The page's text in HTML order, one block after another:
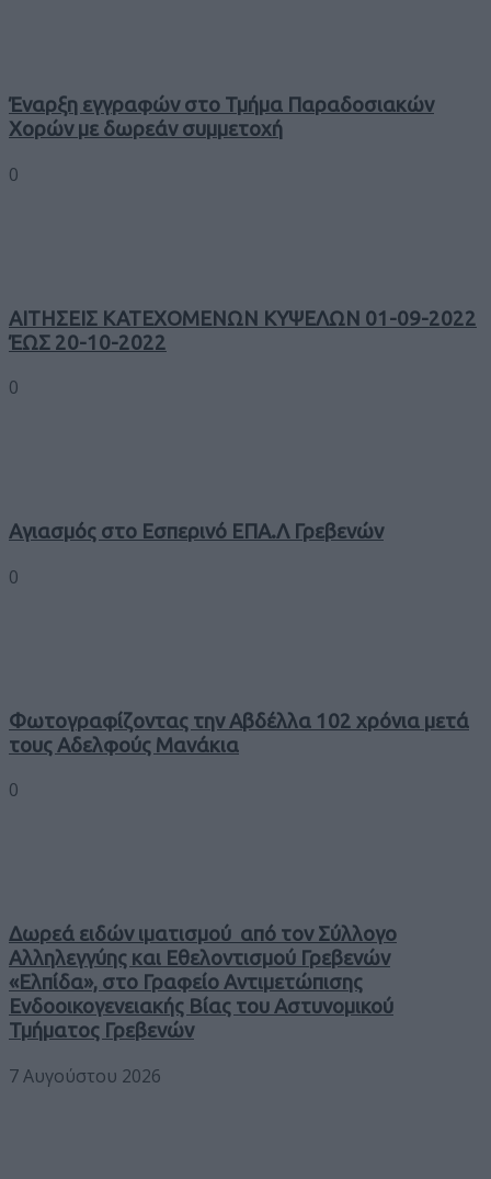
Έναρξη εγγραφών στο Τμήμα Παραδοσιακών
Χορών με δωρεάν συμμετοχή
0
ΑΙΤΗΣΕΙΣ ΚΑΤΕΧΟΜΕΝΩΝ ΚΥΨΕΛΩΝ 01-09-2022
ΈΩΣ 20-10-2022
0
Αγιασμός στο Εσπερινό ΕΠΑ.Λ Γρεβενών
0
Φωτογραφίζοντας την Αβδέλλα 102 χρόνια μετά
τους Αδελφούς Μανάκια
0
Δωρεά ειδών ιματισμού από τον Σύλλογο
Αλληλεγγύης και Εθελοντισμού Γρεβενών
«Ελπίδα», στο Γραφείο Αντιμετώπισης
Ενδοοικογενειακής Βίας του Αστυνομικού
Τμήματος Γρεβενών
7 Αυγούστου 2026